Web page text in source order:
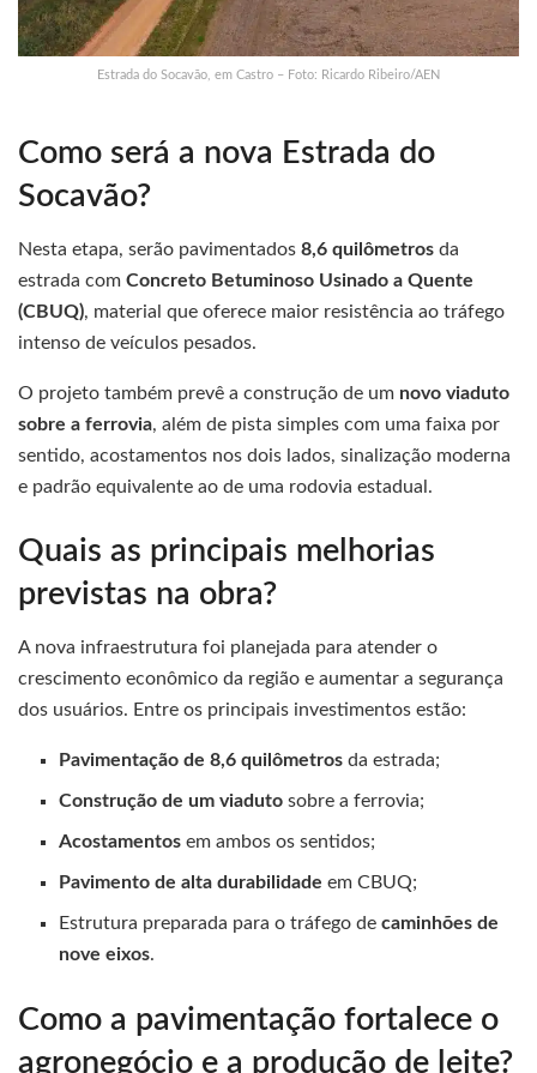
Estrada do Socavão, em Castro – Foto: Ricardo Ribeiro/AEN
Como será a nova Estrada do
Socavão?
Nesta etapa, serão pavimentados 8,6 quilômetros da
estrada com Concreto Betuminoso Usinado a Quente
(CBUQ), material que oferece maior resistência ao tráfego
intenso de veículos pesados.
O projeto também prevê a construção de um novo viaduto
sobre a ferrovia, além de pista simples com uma faixa por
sentido, acostamentos nos dois lados, sinalização moderna
e padrão equivalente ao de uma rodovia estadual.
Quais as principais melhorias
previstas na obra?
A nova infraestrutura foi planejada para atender o
crescimento econômico da região e aumentar a segurança
dos usuários. Entre os principais investimentos estão:
Pavimentação de 8,6 quilômetros da estrada;
Construção de um viaduto sobre a ferrovia;
Acostamentos em ambos os sentidos;
Pavimento de alta durabilidade em CBUQ;
Estrutura preparada para o tráfego decaminhões de
nove eixos.
Como a pavimentação fortalece o
agronegócio e a produção de leite?